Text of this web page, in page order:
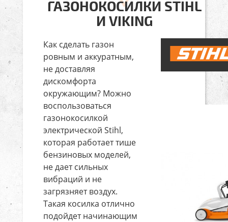
ГАЗОНОКОСИЛКИ STIHL
И VIKING
Как сделать газон
ровным и аккуратным,
не доставляя
дискомфорта
окружающим? Можно
воспользоваться
газонокосилкой
электрической Stihl,
которая работает тише
бензиновых моделей,
не дает сильных
вибраций и не
загрязняет воздух.
Такая косилка отлично
подойдет начинающим